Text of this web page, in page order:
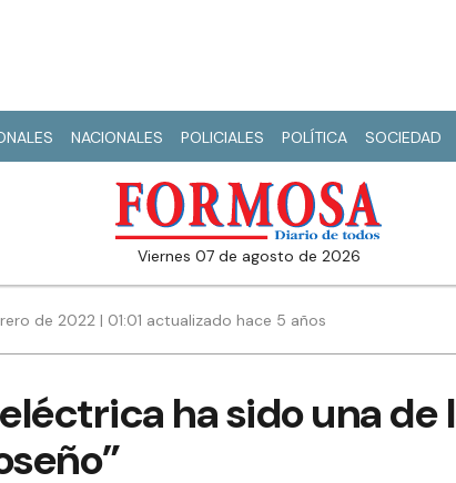
NACIONALES POLICIALES POLÍTICA SOCIEDAD
viernes 07 de agosto de 2026
de 2022 | 01:01 actualizado hace 5 años
ha sido una de